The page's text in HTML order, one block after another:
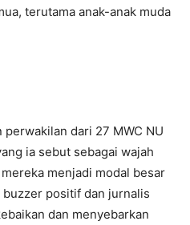
terutama anak-anak muda
dari 27 MWC NU
ia sebut sebagai wajah
menjadi modal besar
positif dan jurnalis
dan menyebarkan